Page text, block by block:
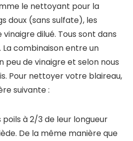
le nettoyant pour la
doux (sans sulfate), les
dilué. Tous sont dans
La combinaison entre un
peu de vinaigre et selon nous
Pour nettoyer votre blaireau,
suivante :
à 2/3 de leur longueur
De la même manière que